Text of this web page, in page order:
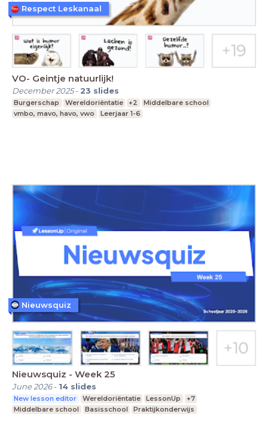
VO- Geintje natuurlijk!
December 2025- 23 slides
Burgerschap Wereldoriëntatie +2
Middelbare school
vmbo, mavo, havo, vwo
Leerjaar 1-6
Respect Leskanaal
Nieuwsquiz - Week 25
June 2026- 14 slides
New lesson editor Wereldoriëntatie LessonUp
+7
Middelbare school
Basisschool Praktijkonderwijs
Nieuwsquiz